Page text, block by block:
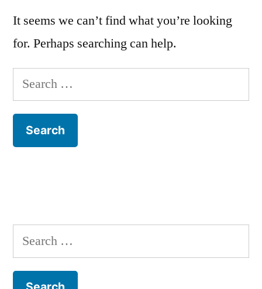
It seems we can’t find what you’re looking
for. Perhaps searching can help.
Search
for:
Search
for: